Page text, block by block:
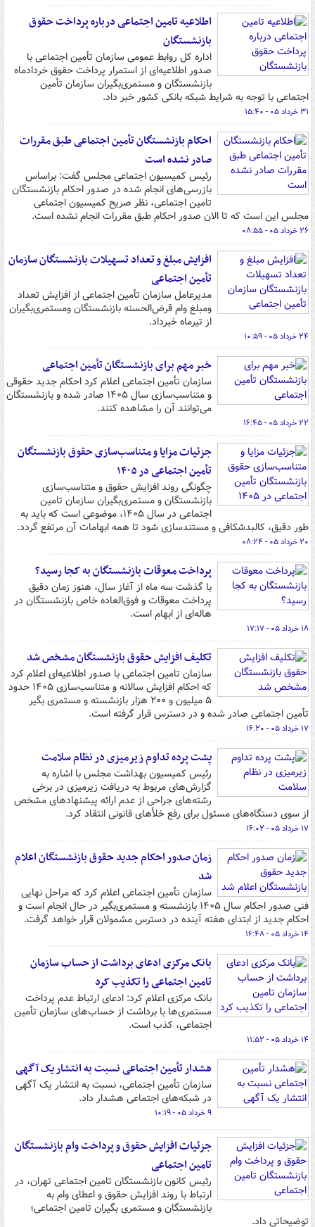
اطلاعیه تامین اجتماعی درباره پرداخت حقوق
بازنشستگان
اداره کل روابط عمومی سازمان تأمین اجتماعی با
صدور اطلاعیه‌ای از استمرار پرداخت حقوق خردادماه
بازنشستگان و مستمری‌بگیران سازمان تأمین
اجتماعی با توجه به شرایط شبکه بانکی کشور خبر داد.
۳۱ خرداد ۰۵ - ۱۵:۴۰
احکام بازنشستگان تأمین اجتماعی طبق مقررات
صادر نشده است
رئیس کمیسیون اجتماعی مجلس گفت: براساس
بازرسی‌های انجام شده در صدور احکام بازنشستگان
تامین اجتماعی، نظر صریح کمیسیون اجتماعی
مجلس این است که تا الان صدور احکام طبق مقررات انجام نشده است.
۲۶ خرداد ۰۵ - ۰۸:۵۵
افزایش مبلغ و تعداد تسهیلات بازنشستگان سازمان
تأمین اجتماعی
مدیرعامل سازمان تأمین اجتماعی از افزایش تعداد
ومبلغ وام قرض‌الحسنه بازنشستگان ومستمری‌بگیران
از تیرماه خبرداد.
۲۴ خرداد ۰۵ - ۱۰:۵۹
خبر مهم برای بازنشستگان تأمین اجتماعی
سازمان تأمین اجتماعی اعلام کرد احکام جدید حقوقی
و متناسب‌سازی سال ۱۴۰۵ صادر شده و بازنشستگان
می‌توانند آن را مشاهده کنند.
۲۲ خرداد ۰۵ - ۱۶:۴۵
جزئیات مزایا و متناسب‌سازی حقوق بازنشستگان
تأمین اجتماعی در ۱۴۰۵
چگونگی روند افزایش حقوق و متناسب‌سازی
بازنشستگان و مستمری‌بگیران سازمان تامین
اجتماعی در سال ۱۴۰۵، موضوعی است که باید به
طور دقیق، کالبدشکافی و مستندسازی شود تا همه ابهامات آن مرتفع گردد.
۲۰ خرداد ۰۵ - ۰۸:۲۴
پرداخت معوقات بازنشستگان به کجا رسید؟
با گذشت سه ماه از آغاز سال، هنوز زمان دقیق
پرداخت معوقات و فوق‌العاده خاص بازنشستگان در
هاله‌ای از ابهام است.
۱۸ خرداد ۰۵ - ۱۷:۱۷
تکلیف افزایش حقوق بازنشستگان مشخص شد
سازمان تامین اجتماعی با صدور اطلاعیه‌ای اعلام کرد
که احکام افزایش سالانه و متناسب‌سازی ۱۴۰۵ حدود
۵ میلیون و ۲۰۰ هزار بازنشسته و مستمری بگیر
تأمین اجتماعی صادر شده و در دسترس قرار گرفته است.
۱۷ خرداد ۰۵ - ۱۶:۲۰
پشت پرده تداوم زیرمیزی در نظام سلامت
رئیس کمیسیون بهداشت مجلس با اشاره به
گزارش‌های مربوط به دریافت زیرمیزی در برخی
رشته‌های جراحی از عدم ارائه پیشنهادهای مشخص
از سوی دستگاه‌های مسئول برای رفع خلأهای قانونی انتقاد کرد.
۱۷ خرداد ۰۵ - ۱۶:۰۲
زمان صدور احکام جدید حقوق بازنشستگان اعلام
شد
سازمان تأمین اجتماعی اعلام کرد که مراحل نهایی
فنی صدور احکام سال ۱۴۰۵ بازنشسته و مستمری‌بگیر در حال انجام است و
احکام جدید از ابتدای هفته آینده در دسترس مشمولان قرار خواهد گرفت.
۱۴ خرداد ۰۵ - ۱۶:۴۸
بانک مرکزی ادعای برداشت از حساب سازمان
تامین اجتماعی را تکذیب کرد
بانک مرکزی اعلام کرد: ادعای ارتباط عدم پرداخت
مستمری‌ها با برداشت از حساب‌های سازمان تأمین
اجتماعی، کذب است.
۱۴ خرداد ۰۵ - ۱۱:۵۲
هشدار تأمین اجتماعی نسبت به انتشار یک آگهی
سازمان تأمین اجتماعی، نسبت به انتشار یک آگهی
در شبکه‌های اجتماعی هشدار داد.
۹ خرداد ۰۵ - ۱۰:۱۹
جزئیات افزایش حقوق و پرداخت وام بازنشستگان
تامین اجتماعی
رئیس کانون بازنشستگان تامین اجتماعی تهران، در
ارتباط با روند افزایش حقوق و اعطای وام به
بازنشستگان و مستمری بگیران تامین اجتماعی؛
توضیحاتی داد.